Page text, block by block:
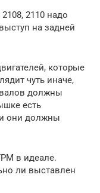
2110 надо
на задней
которые
чуть иначе,
должны
есть
они должны
в идеале.
ли выставлен